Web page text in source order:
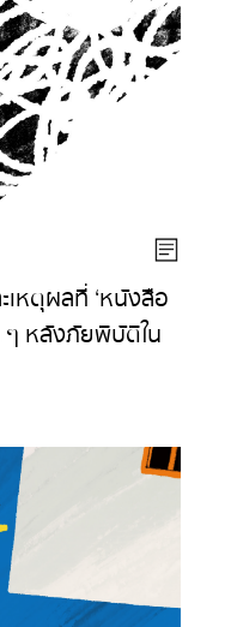
เหตุผลที่ ‘หนังสือ
ๆ หลังภัยพิบัติใน